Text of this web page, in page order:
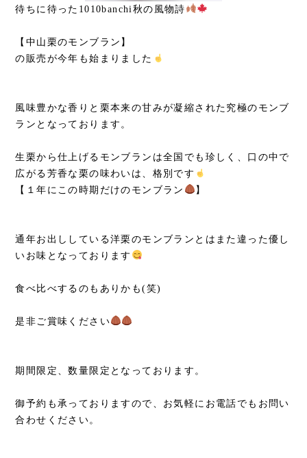
待ちに待った1010banchi秋の風物詩
【中山栗のモンブラン】
の販売が今年も始まりました
風味豊かな香りと栗本来の甘みが凝縮された究極のモンブ
ランとなっております。
生栗から仕上げるモンブランは全国でも珍しく、口の中で
広がる芳香な栗の味わいは、格別です
【１年にこの時期だけのモンブラン
】
通年お出ししている洋栗のモンブランとはまた違った優し
いお味となっております
食べ比べするのもありかも(笑)
是非ご賞味ください
期間限定、数量限定となっております。
御予約も承っておりますので、お気軽にお電話でもお問い
合わせください。